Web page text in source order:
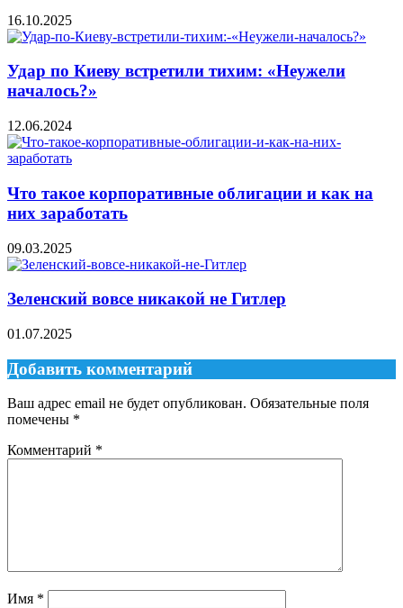
16.10.2025
Удар по Киеву встретили тихим: «Неужели
началось?»
12.06.2024
Что такое корпоративные облигации и как на
них заработать
09.03.2025
Зеленский вовсе никакой не Гитлер
01.07.2025
Добавить комментарий
Ваш адрес email не будет опубликован. Обязательные поля
помечены *
Комментарий *
Имя *